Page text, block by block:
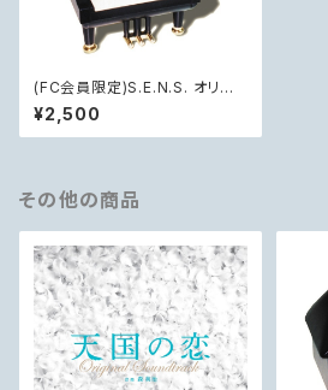
(FC会員限定)S.E.N.S. オリジ
ナル・ ピアノ型オルゴール
¥2,500
その他の商品